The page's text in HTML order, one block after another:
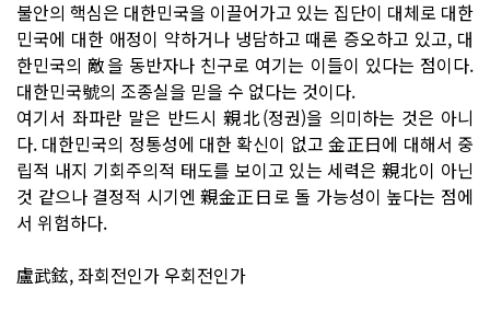
불안의 핵심은 대한민국을 이끌어가고 있는 집단이 대체로 대한
민국에 대한 애정이 약하거나 냉담하고 때론 증오하고 있고, 대
한민국의 敵을 동반자나 친구로 여기는 이들이 있다는 점이다.
대한민국號의 조종실을 믿을 수 없다는 것이다.
여기서 좌파란 말은 반드시 親北(정권)을 의미하는 것은 아니
다. 대한민국의 정통성에 대한 확신이 없고 金正日에 대해서 중
립적 내지 기회주의적 태도를 보이고 있는 세력은 親北이 아닌
것 같으나 결정적 시기엔 親金正日로 돌 가능성이 높다는 점에
서 위험하다.
盧武鉉, 좌회전인가 우회전인가